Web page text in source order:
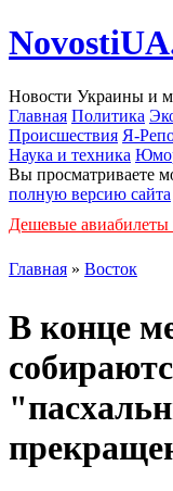
Новости Украины и
Главная Политика
Происшествия Я-
Наука и техника
Вы просматриваете
полную версию сайта
Дешевые
Главная » Восток
В конце